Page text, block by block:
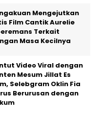
Mengejutkan
Film Cantik Aurelie
Terkait
Masa Kecilnya
Video Viral dengan
Mesum Jillat Es
Selebgram Oklin Fia
Berurusan dengan